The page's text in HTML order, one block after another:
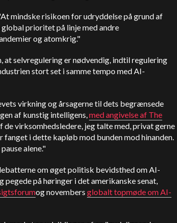
mindske risikoen for udryddelse på grund af
prioritet på linje med andre
og atomkrig."
at selvregulering er nødvendig, indtil regulering
stort set i samme tempo med AI-
virkning og årsagerne til dets begrænsede
af kunstig intelligens,med angivelse af The
de virksomhedsledere, jeg talte med, privat gerne
fanget i dette kapløb mod bunden mod hinanden.
alene."
om øget politisk bevidsthed om AI-
pegede på høringer i det amerikanske senat,
og novembers globalt topmøde om AI-